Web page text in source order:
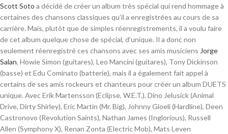
Scott Soto a décidé de créer un album très spécial qui rend hommage à
certaines des chansons classiques qu’il a enregistrées au cours de sa
carrière. Mais, plutôt que de simples réenregistrements, il a voulu faire
de cet album quelque chose de spécial, d’unique. Il a donc non
seulement réenregistré ces chansons avec ses amis musiciens Jorge
Salan, Howie Simon (guitares), Leo Mancini (guitares), Tony Dickinson
(basse) et Edu Cominato (batterie), mais il a également fait appel à
certains de ses amis rockeurs et chanteurs pour créer un album DUETS
unique. Avec Erik Martensson (Eclipse, W.E.T.), Dino Jelusick (Animal
Drive, Dirty Shirley), Eric Martin (Mr. Big), Johnny Gioeli (Hardline), Deen
Castronovo (Revolution Saints), Nathan James (Inglorious), Russell
Allen (Symphony X), Renan Zonta (Electric Mob), Mats Leven